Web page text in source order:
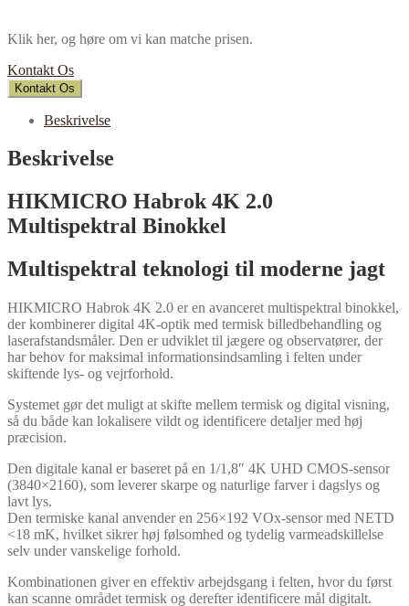
Klik her, og høre om vi kan matche prisen.
Kontakt Os
Kontakt Os
Beskrivelse
Beskrivelse
HIKMICRO Habrok 4K 2.0
Multispektral Binokkel
Multispektral teknologi til moderne jagt
HIKMICRO Habrok 4K 2.0 er en avanceret multispektral binokkel,
der kombinerer digital 4K-optik med termisk billedbehandling og
laserafstandsmåler. Den er udviklet til jægere og observatører, der
har behov for maksimal informationsindsamling i felten under
skiftende lys- og vejrforhold.
Systemet gør det muligt at skifte mellem termisk og digital visning,
så du både kan lokalisere vildt og identificere detaljer med høj
præcision.
Den digitale kanal er baseret på en 1/1,8″ 4K UHD CMOS-sensor
(3840×2160), som leverer skarpe og naturlige farver i dagslys og
lavt lys.
Den termiske kanal anvender en 256×192 VOx-sensor med NETD
<18 mK, hvilket sikrer høj følsomhed og tydelig varmeadskillelse
selv under vanskelige forhold.
Kombinationen giver en effektiv arbejdsgang i felten, hvor du først
kan scanne området termisk og derefter identificere mål digitalt.